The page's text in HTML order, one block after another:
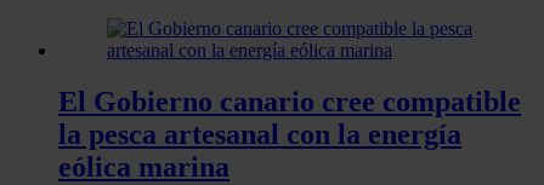
El Gobierno canario cree compatible
la pesca artesanal con la energía
eólica marina